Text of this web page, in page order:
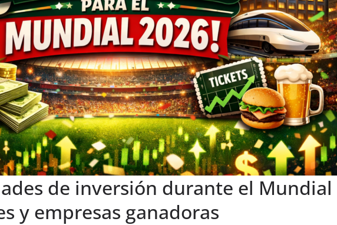
de inversión durante el Mundial
y empresas ganadoras